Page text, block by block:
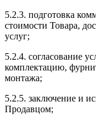
5.2.3. подготовка
стоимости Товара,
услуг;
5.2.4. согласование
комплектацию,
монтажа;
5.2.5. заключение и
Продавцом;